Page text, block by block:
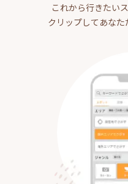
これから行きたい
クリップしてあなた